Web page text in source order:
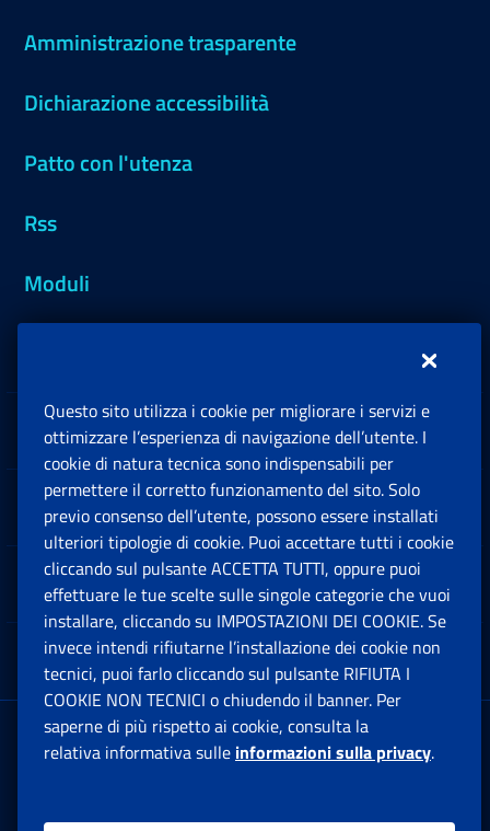
Amministrazione trasparente
Dichiarazione accessibilità
Patto con l'utenza
Rss
Moduli
Sedi e Contatti
Software
Note Legali
App mobile
Sede Legale : Via Ciro il Grande, 21
00144 Roma
Questo sito utilizza i cookie per migliorare i servizi e
ottimizzare l’esperienza di navigazione dell’utente. I
cookie di natura tecnica sono indispensabili per
permettere il corretto funzionamento del sito. Solo
previo consenso dell’utente, possono essere installati
ulteriori tipologie di cookie. Puoi accettare tutti i cookie
cliccando sul pulsante ACCETTA TUTTI, oppure puoi
effettuare le tue scelte sulle singole categorie che vuoi
installare, cliccando su IMPOSTAZIONI DEI COOKIE. Se
invece intendi rifiutarne l’installazione dei cookie non
tecnici, puoi farlo cliccando sul pulsante RIFIUTA I
COOKIE NON TECNICI o chiudendo il banner. Per
saperne di più rispetto ai cookie, consulta la
relativa informativa sulle informazioni sulla privacy.